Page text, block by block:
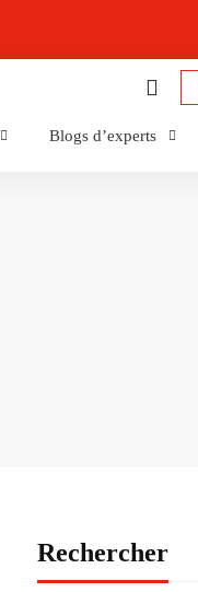
Blogs d’experts
Rechercher